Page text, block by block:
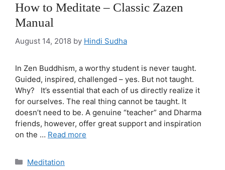
How to Meditate – Classic Zazen
Manual
August 14, 2018 by Hindi Sudha
In Zen Buddhism, a worthy student is never taught.
Guided, inspired, challenged – yes. But not taught.
Why? It’s essential that each of us directly realize it
for ourselves. The real thing cannot be taught. It
doesn’t need to be. A genuine “teacher” and Dharma
friends, however, offer great support and inspiration
on the … Read more
Categories
Meditation